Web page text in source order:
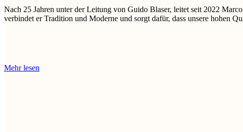
Nach 25 Jahren unter der Leitung von Guido Blaser, leitet seit 2022
verbindet er Tradition und Moderne und sorgt dafür, dass unsere hohen
Mehr lesen